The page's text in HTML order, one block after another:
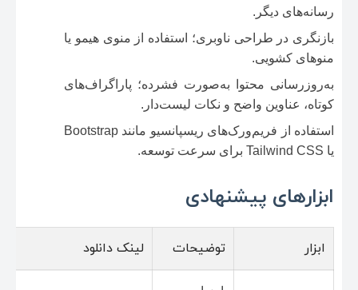
رسانه‌های دیگر.
بازنگری در طراحی ناوبری؛ استفاده از منوی هیمو یا
منوهای کشویی.
به‌روزرسانی محتوا به‌صورت فشرده؛ پاراگراف‌های
کوتاه، عناوین واضح و نکات لیست‌دار.
استفاده از فریم‌ورک‌های ریسپانسیو مانند Bootstrap
یا Tailwind CSS برای سرعت توسعه.
ابزارهای پیشنهادی
ابزار توضیحات لینک دانلود